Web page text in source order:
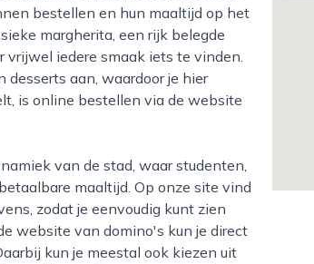
bestellen en hun maaltijd op het
margherita, een rijk belegde
vrijwel iedere smaak iets te vinden.
aan, waardoor je hier
is online bestellen via de website
maaltijd. Op onze site vind
zodat je eenvoudig kunt zien
website van domino's kun je direct
kun je meestal ook kiezen uit